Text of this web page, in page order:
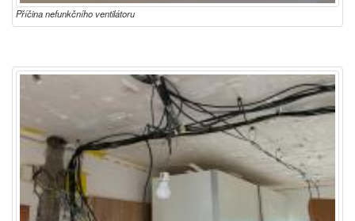
Příčina nefunkčního ventilátoru